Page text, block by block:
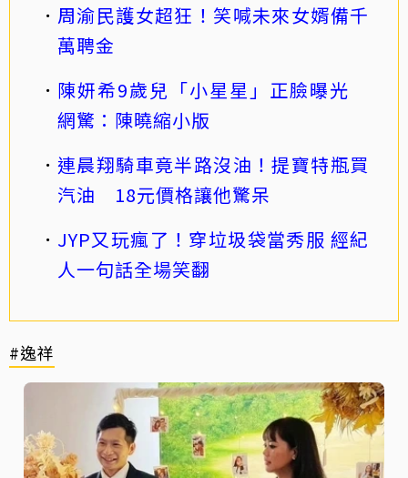
周渝民護女超狂！笑喊未來女婿備千
萬聘金
陳妍希9歲兒「小星星」正臉曝光
網驚：陳曉縮小版
連晨翔騎車竟半路沒油！提寶特瓶買
汽油 18元價格讓他驚呆
JYP又玩瘋了！穿垃圾袋當秀服 經紀
人一句話全場笑翻
#逸祥